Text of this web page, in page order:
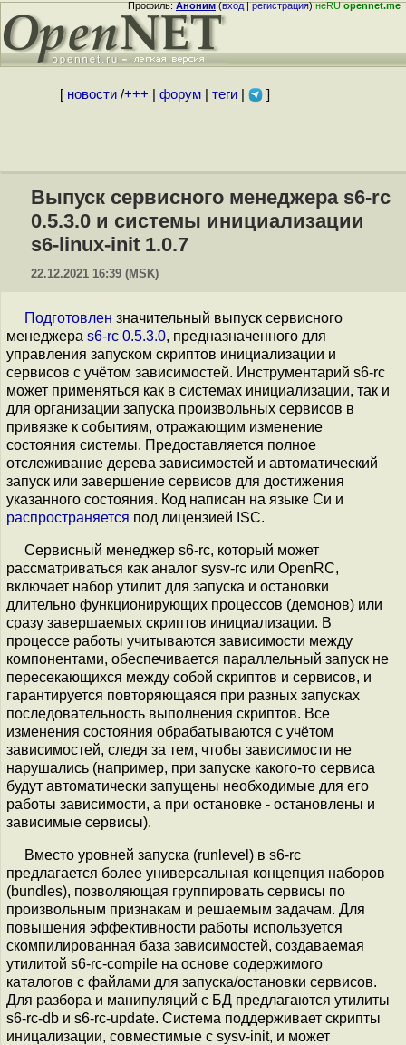
Профиль:Аноним(вход|регистрация)неRUopennet.me
[ новости/+++ форум| теги| ]
Выпуск сервисного менеджера s6-rc
0.5.3.0 и системы инициализации
s6-linux-init 1.0.7
22.12.2021 16:39 (MSK)
Подготовлен значительный выпуск сервисного
менеджера s6-rc 0.5.3.0, предназначенного для
управления запуском скриптов инициализации и
сервисов с учётом зависимостей. Инструментарий s6-rc
может применяться как в системах инициализации, так и
для организации запуска произвольных сервисов в
привязке к событиям, отражающим изменение
состояния системы. Предоставляется полное
отслеживание дерева зависимостей и автоматический
запуск или завершение сервисов для достижения
указанного состояния. Код написан на языке Си и
распространяется под лицензией ISC.
Сервисный менеджер s6-rc, который может
рассматриваться как аналог sysv-rc или OpenRC,
включает набор утилит для запуска и остановки
длительно функционирующих процессов (демонов) или
сразу завершаемых скриптов инициализации. В
процессе работы учитываются зависимости между
компонентами, обеспечивается параллельный запуск не
пересекающихся между собой скриптов и сервисов, и
гарантируется повторяющаяся при разных запусках
последовательность выполнения скриптов. Все
изменения состояния обрабатываются с учётом
зависимостей, следя за тем, чтобы зависимости не
нарушались (например, при запуске какого-то сервиса
будут автоматически запущены необходимые для его
работы зависимости, а при остановке - остановлены и
зависимые сервисы).
Вместо уровней запуска (runlevel) в s6-rc
предлагается более универсальная концепция наборов
(bundles), позволяющая группировать сервисы по
произвольным признакам и решаемым задачам. Для
повышения эффективности работы используется
скомпилированная база зависимостей, создаваемая
утилитой s6-rc-compile на основе содержимого
каталогов с файлами для запуска/остановки сервисов.
Для разбора и манипуляций с БД предлагаются утилиты
s6-rc-db и s6-rc-update. Система поддерживает скрипты
иницализации, совместимые с sysv-init, и может